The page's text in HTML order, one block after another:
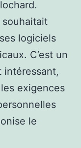
souhaitait
logiciels
C’est un
intéressant,
exigences
le